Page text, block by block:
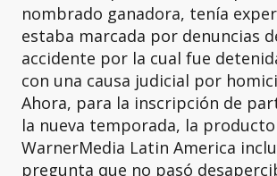
nombrado ganadora, tenía
estaba marcada por denuncias
accidente por la cual fue
con una causa judicial por
Ahora, para la inscripción de
la nueva temporada, la
WarnerMedia Latin America
pregunta que no pasó